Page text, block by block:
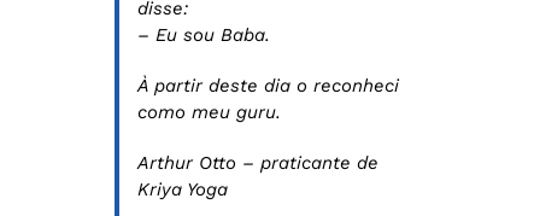
disse:
– Eu sou Baba.
À partir deste dia o reconheci
como meu guru.
Arthur Otto – praticante de
Kriya Yoga